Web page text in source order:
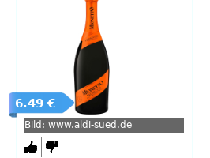
6.49 €
Bild: www.aldi-sued.de